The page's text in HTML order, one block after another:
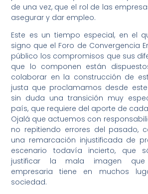
de una vez, que el rol de las
asegurar y dar empleo.
Este es un tiempo especial, en el
signo que el Foro de Convergencia
público los compromisos que sus
que lo componen están
colaborar en la construcción de
justa que proclamamos desde
sin duda una transición muy
país, que requiere del aporte de
Ojalá que actuemos con
no repitiendo errores del pasado,
una remarcación injustificada de
escenario todavía incierto, que
justificar la mala imagen
empresaria tiene en muchos
sociedad.